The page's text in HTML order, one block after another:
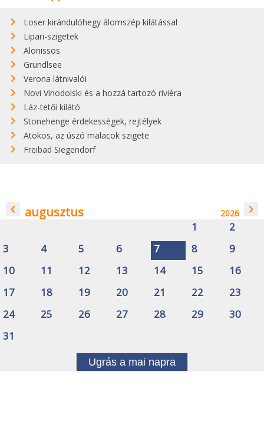
Loser kirándulóhegy álomszép kilátással
Lipari-szigetek
Alonissos
Grundlsee
Verona látnivalói
Novi Vinodolski és a hozzá tartozó riviéra
Láz-tetői kilátó
Stonehenge érdekességek, rejtélyek
Atokos, az úszó malacok szigete
Freibad Siegendorf
navigate_before augusztus 2026 navigate_next
1
2
3
4 5 6 7 8
9
10
11 12 13 14 15
16
17
18 19 20 21 22
23
24
25 26 27 28 29
30
31
Ugrás a mai napra